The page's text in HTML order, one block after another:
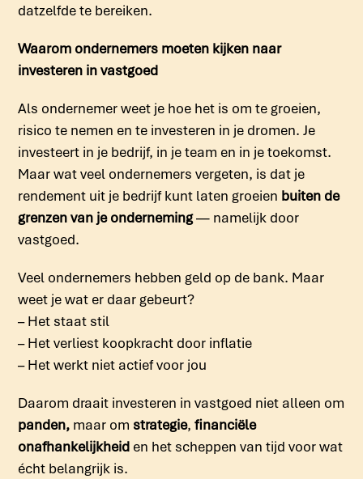
datzelfde te bereiken.
Waarom ondernemers moeten kijken naar
investeren in vastgoed
Als ondernemer weet je hoe het is om te groeien,
risico te nemen en te investeren in je dromen. Je
investeert in je bedrijf, in je team en in je toekomst.
Maar wat veel ondernemers vergeten, is dat je
rendement uit je bedrijf kunt laten groeien buiten de
grenzen van je onderneming— namelijk door
vastgoed.
Veel ondernemers hebben geld op de bank. Maar
weet je wat er daar gebeurt?
– Het staat stil
– Het verliest koopkracht door inflatie
– Het werkt niet actief voor jou
Daarom draait investeren in vastgoed niet alleen om
panden, maar om strategie,financiële
onafhankelijkheid en het scheppen van tijd voor wat
écht belangrijk is.